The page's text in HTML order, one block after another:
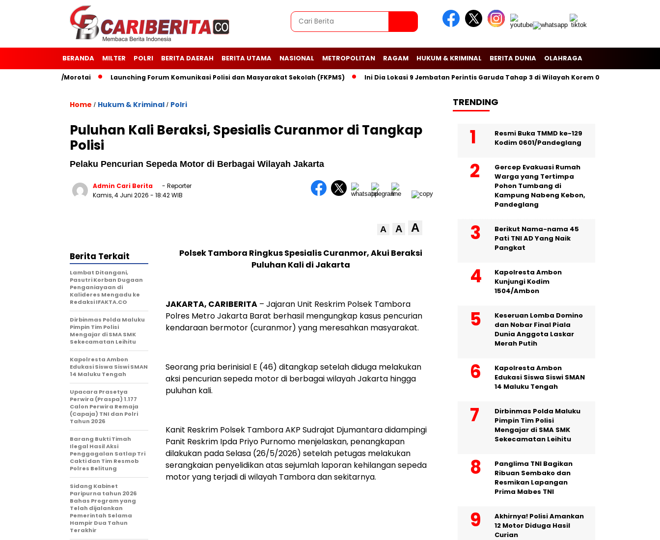
BERANDA MILTER POLRI BERITA DAERAH BERITA UTAMA NASIONAL METROPOLITAN RAGAM HUKUM & KRIMINAL BERITA DUNIA OLAHRAGA
Kodim 1514/Morotai Launching Forum Komunikasi Polisi dan Masyarakat Sekolah (FKPMS) Ini Dia Lokasi 9 Jembatan Perintis Garuda Tahap 3 di Wilayah Korem 081/Dsj
Home / Hukum & Kriminal / Polri
Puluhan Kali Beraksi, Spesialis Curanmor di Tangkap
Polisi
Pelaku Pencurian Sepeda Motor di Berbagai Wilayah Jakarta
Admin Cari Berita
- Reporter
Kamis, 4 Juni 2026 - 18:42 WIB
A A A
Polsek Tambora Ringkus Spesialis Curanmor, Akui Beraksi
Puluhan Kali di Jakarta
JAKARTA, CARIBERITA – Jajaran Unit Reskrim Polsek Tambora
Polres Metro Jakarta Barat berhasil mengungkap kasus pencurian
kendaraan bermotor (curanmor) yang meresahkan masyarakat.
Seorang pria berinisial E (46) ditangkap setelah diduga melakukan
aksi pencurian sepeda motor di berbagai wilayah Jakarta hingga
puluhan kali.
Kanit Reskrim Polsek Tambora AKP Sudrajat Djumantara didampingi
Panit Reskrim Ipda Priyo Purnomo menjelaskan, penangkapan
dilakukan pada Selasa (26/5/2026) setelah petugas melakukan
serangkaian penyelidikan atas sejumlah laporan kehilangan sepeda
motor yang terjadi di wilayah Tambora dan sekitarnya.
Berita Terkait
Lambat Ditangani,
Pasutri Korban Dugaan
Penganiayaan di
Kalideres Mengadu ke
Redaksi IFAKTA.CO
Dirbinmas Polda Maluku
Pimpin Tim Polisi
Mengajar di SMA SMK
Sekecamatan Leihitu
Kapolresta Ambon
Edukasi Siswa Siswi SMAN
14 Maluku Tengah
Upacara Prasetya
Perwira (Praspa) 1.177
Calon Perwira Remaja
(Capaja) TNI dan Polri
Tahun 2026
Barang Bukti Timah
Ilegal Hasil Aksi
Penggagalan Satlap Tri
Cakti dan Tim Resmob
Polres Belitung
Sidang Kabinet
Paripurna tahun 2026
Bahas Program yang
Telah dijalankan
Pemerintah Selama
Hampir Dua Tahun
Terakhir
TRENDING
Resmi Buka TMMD ke-129
Kodim 0601/Pandeglang
Gercep Evakuasi Rumah
Warga yang Tertimpa
Pohon Tumbang di
Kampung Nabeng Kebon,
Pandeglang
Berikut Nama-nama 45
Pati TNI AD Yang Naik
Pangkat
Kapolresta Ambon
Kunjungi Kodim
1504/Ambon
Keseruan Lomba Domino
dan Nobar Final Piala
Dunia Anggota Laskar
Merah Putih
Kapolresta Ambon
Edukasi Siswa Siswi SMAN
14 Maluku Tengah
Dirbinmas Polda Maluku
Pimpin Tim Polisi
Mengajar di SMA SMK
Sekecamatan Leihitu
Panglima TNI Bagikan
Ribuan Sembako dan
Resmikan Lapangan
Prima Mabes TNI
Akhirnya! Polisi Amankan
12 Motor Diduga Hasil
Curian